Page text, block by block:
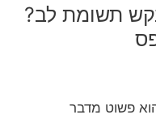
תשומת לב?
פשוט מדבר